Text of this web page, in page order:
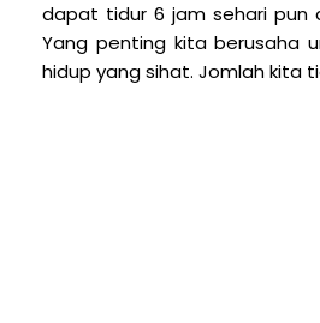
dapat tidur 6 jam sehari pun
Yang penting kita berusaha
hidup yang sihat. Jomlah kita